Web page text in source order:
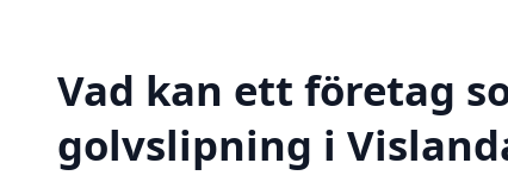
Vad kan ett företag
golvslipning i